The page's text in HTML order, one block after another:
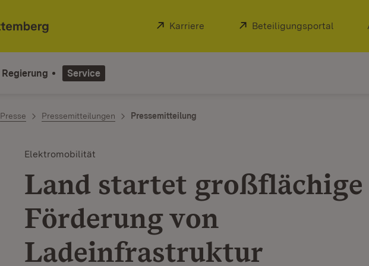
Extern:
Karriere (Öffnet in neuem Fenster)
Extern:
Beteiligungsportal
Regierung Service
Presse Pressemitteilungen Pressemitteilung
Elektromobilität
Land startet großflächige
Förderung von
Ladeinfrastruktur